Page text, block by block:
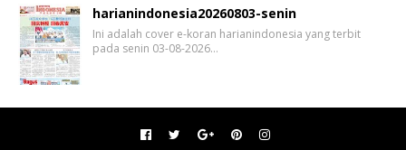
harianindonesia20260803-senin
Ini adalah cover e-koran harianindonesia yang terbit
pada senin 03-08-2026…